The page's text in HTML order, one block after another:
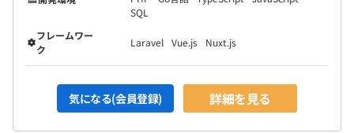
チームで開発を行っており、構成は流動的です。
SQL
フレームワー
ク
Laravel Vue.js Nuxt.js
気になる(会員登録) 詳細を見る